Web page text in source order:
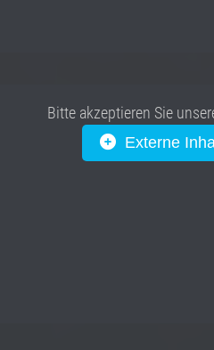
Bitte akzeptieren Sie
Externe